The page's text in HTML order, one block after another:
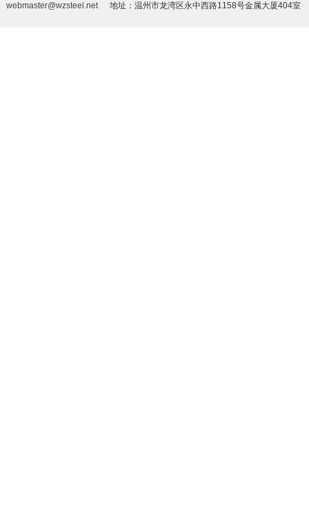
webmaster@wzsteel.net
地址：温州市龙湾区永中西路1158号金属大厦404室